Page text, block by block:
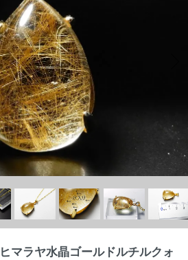
マラヤ水晶ゴールドルチルクォ